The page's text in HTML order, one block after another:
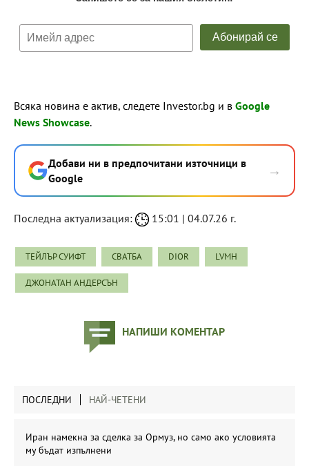
Всяка новина е актив, следете Investor.bg и в Google
News Showcase.
Добави ни в предпочитани източници в
Google
→
Последна актуализация: 15:01 | 04.07.26 г.
ТЕЙЛЪР СУИФТ СВАТБА DIOR LVMH
ДЖОНАТАН АНДЕРСЪН
НАПИШИ КОМЕНТАР
ПОСЛЕДНИ НАЙ-ЧЕТЕНИ
Иран намекна за сделка за Ормуз, но само ако условията
му бъдат изпълнени